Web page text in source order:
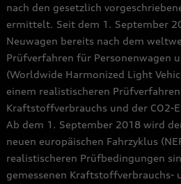
nach den gesetzlich
ermittelt. Seit dem 1. September
Neuwagen bereits nach dem
Prüfverfahren für Personenwagen
(Worldwide Harmonized Light
einem realistischeren
Kraftstoffverbrauchs und der CO2-
Ab dem 1. September 2018 wird
neuen europäischen Fahrzyklus
realistischeren Prüfbedingungen
gemessenen Kraftstoffverbrauchs-